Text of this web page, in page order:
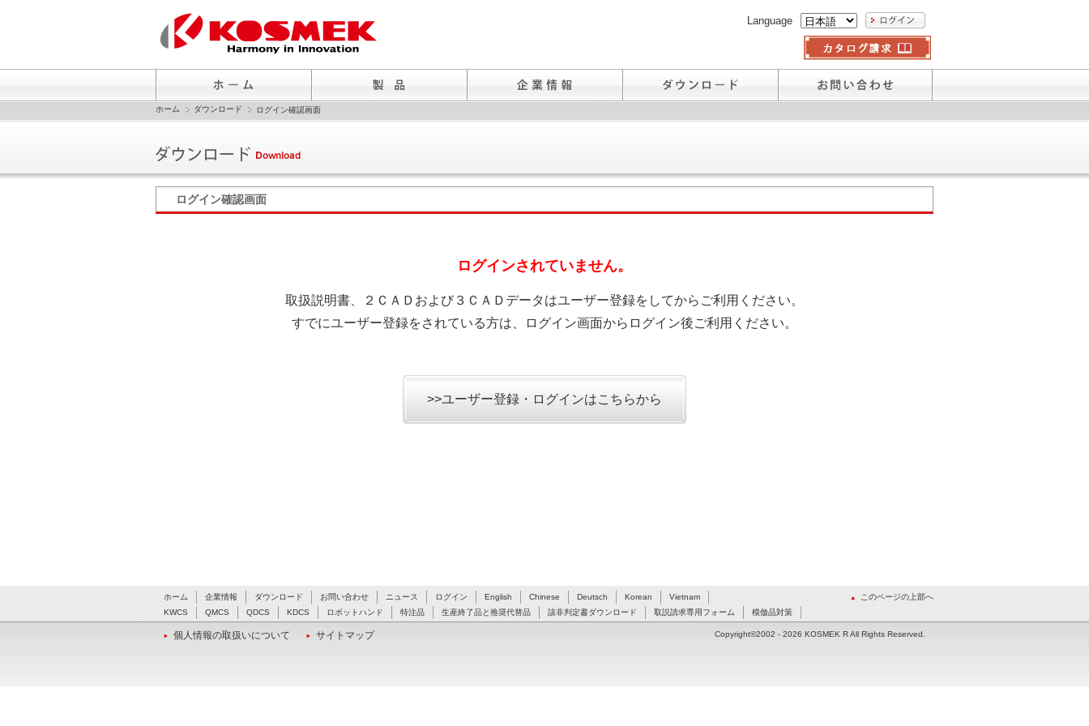
Language
ホーム ダウンロード ログイン確認画面
ログイン確認画面
ログインされていません。
取扱説明書、２ＣＡＤおよび３ＣＡＤデータはユーザー登録をしてからご利用ください。
すでにユーザー登録をされている方は、ログイン画面からログイン後ご利用ください。
>>ユーザー登録・ログインはこちらから
このページの上部へ
ホーム 企業情報 ダウンロード お問い合わせ ニュース ログイン English Chinese Deutsch Korean
Vietnam
KWCS
QMCS QDCS KDCS ロボットハンド 特注品 生産終了品と推奨代替品 該非判定書ダウンロード 取説請求専用フォーム 模倣品対策
個人情報の取扱いについて サイトマップ Copyright©2002 - 2026 KOSMEK R All Rights Reserved.